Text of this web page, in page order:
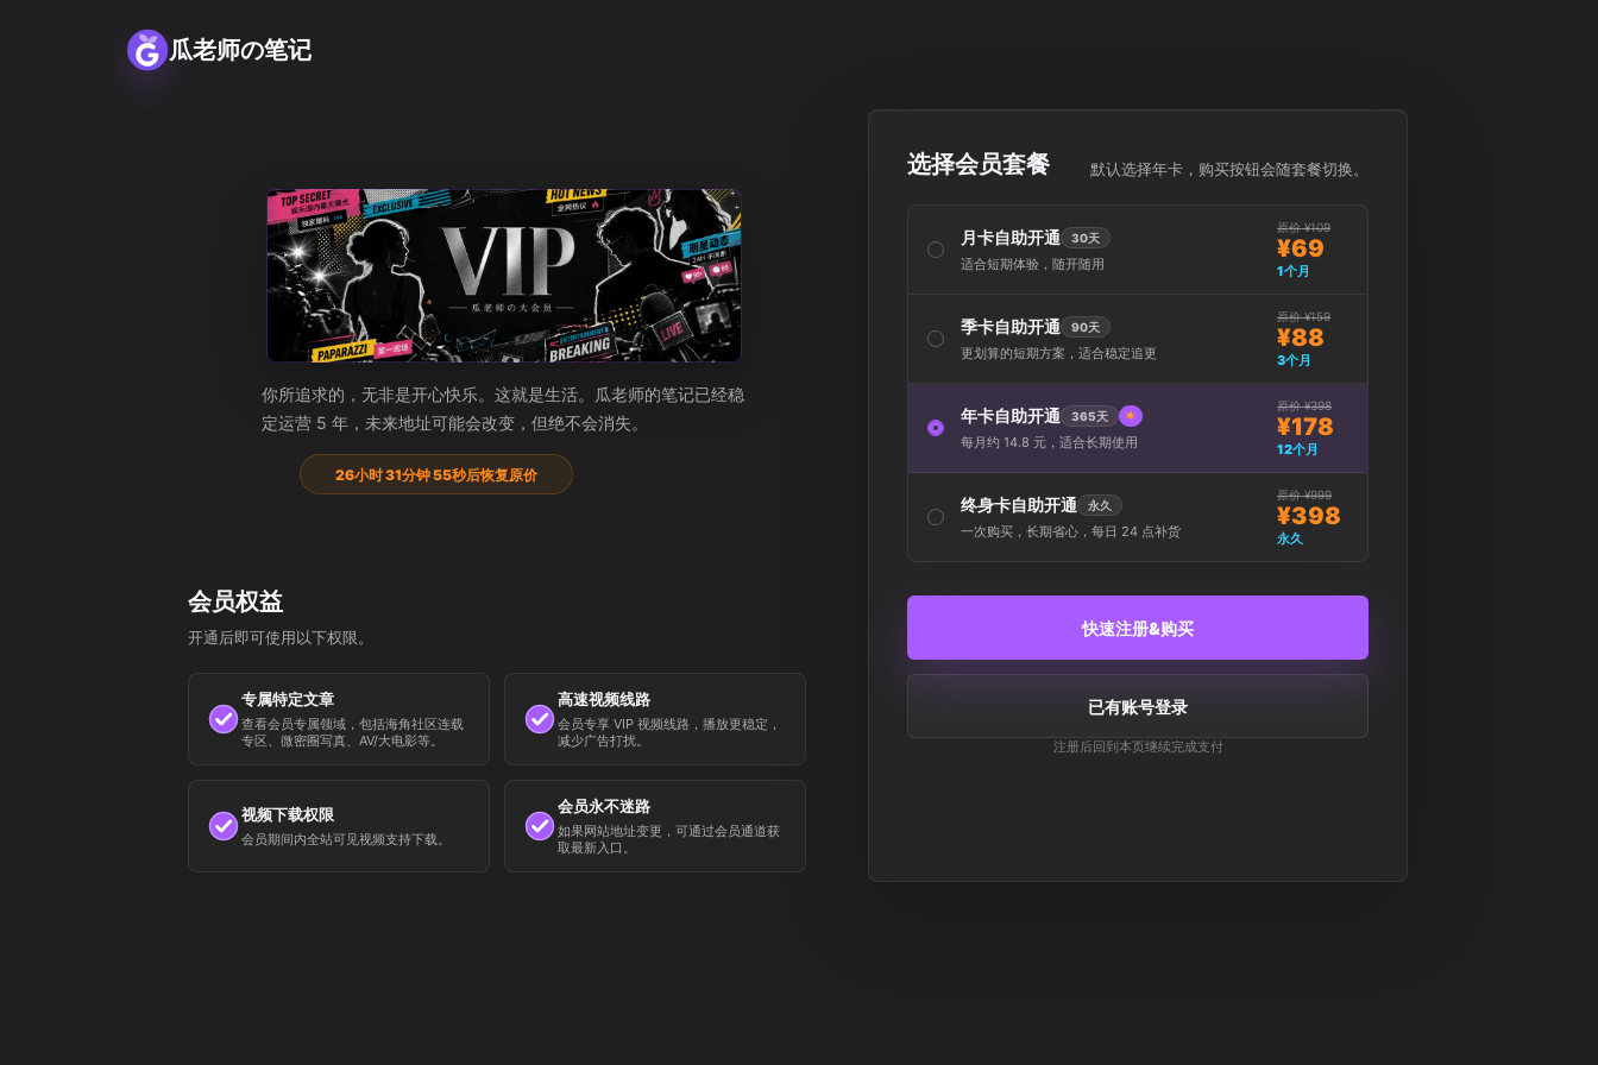
瓜老师の笔记
你所追求的，无非是开心快乐。这就是生活。瓜老师的笔记已经稳
定运营 5 年，未来地址可能会改变，但绝不会消失。
26小时 31分钟 55秒后恢复原价
选择会员套餐 默认选择年卡，购买按钮会随套餐切换。
月卡自助开通 30天
适合短期体验，随开随用
原价 ¥109
¥69
1个月
季卡自助开通 90天
更划算的短期方案，适合稳定追更
原价 ¥159
¥88
3个月
年卡自助开通 365天
每月约 14.8 元，适合长期使用
原价 ¥398
¥178
12个月
终身卡自助开通 永久
一次购买，长期省心，每日 24 点补货
原价 ¥999
¥398
永久
快速注册&购买
已有账号登录
注册后回到本页继续完成支付
会员权益
开通后即可使用以下权限。
专属特定文章
查看会员专属领域，包括海角社区连载
专区、微密圈写真、AV/大电影等。
高速视频线路
会员专享 VIP 视频线路，播放更稳定，
减少广告打扰。
视频下载权限
会员期间内全站可见视频支持下载。
会员永不迷路
如果网站地址变更，可通过会员通道获
取最新入口。